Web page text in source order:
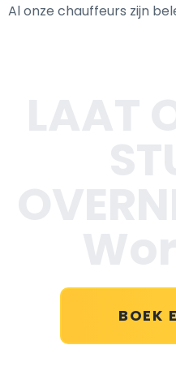
Al onze chauffeurs zijn
BOEK